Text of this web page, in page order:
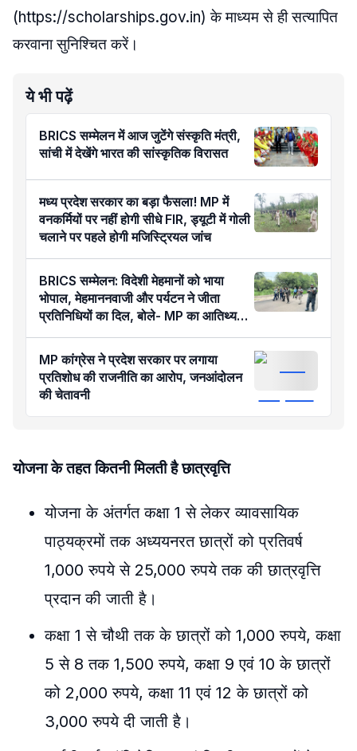
(https://scholarships.gov.in) के माध्यम से ही सत्यापित
करवाना सुनिश्चित करें।
ये भी पढ़ें
BRICS सम्मेलन में आज जुटेंगे संस्कृति मंत्री,
सांची में देखेंगे भारत की सांस्कृतिक विरासत
मध्य प्रदेश सरकार का बड़ा फैसला! MP में
वनकर्मियों पर नहीं होगी सीधे FIR, ड्यूटी में गोली
चलाने पर पहले होगी मजिस्ट्रियल जांच
BRICS सम्मेलन: विदेशी मेहमानों को भाया
भोपाल, मेहमाननवाजी और पर्यटन ने जीता
प्रतिनिधियों का दिल, बोले- MP का आतिथ्य
हमेशा रहेगा याद
MP कांग्रेस ने प्रदेश सरकार पर लगाया
प्रतिशोध की राजनीति का आरोप, जनआंदोलन
की चेतावनी
योजना के तहत कितनी मिलती है छात्रवृत्ति
योजना के अंतर्गत कक्षा 1 से लेकर व्यावसायिक
पाठ्यक्रमों तक अध्ययनरत छात्रों को प्रतिवर्ष
1,000 रुपये से 25,000 रुपये तक की छात्रवृत्ति
प्रदान की जाती है।
कक्षा 1 से चौथी तक के छात्रों को 1,000 रुपये, कक्षा
5 से 8 तक 1,500 रुपये, कक्षा 9 एवं 10 के छात्रों
को 2,000 रुपये, कक्षा 11 एवं 12 के छात्रों को
3,000 रुपये दी जाती है।